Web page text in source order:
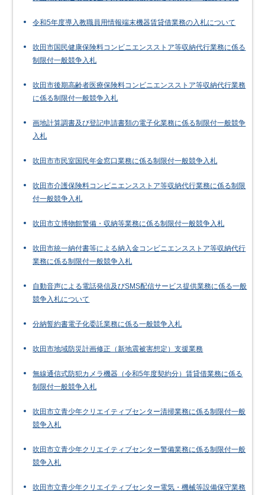
令和5年度導入教職員用情報端末機器賃貸借業務の入札について
吹田市国民健康保険料コンビニエンスストア等収納代行業務に係る
制限付一般競争入札
吹田市後期高齢者医療保険料コンビニエンスストア等収納代行業務
に係る制限付一般競争入札
画地計算調書及び登記申請書類の電子化業務に係る制限付一般競争
入札
吹田市市民室国民年金窓口業務に係る制限付一般競争入札
吹田市介護保険料コンビニエンスストア等収納代行業務に係る制限
付一般競争入札
吹田市立博物館警備・収納等業務に係る制限付一般競争入札
吹田市統一納付書等による納入金コンビニエンスストア等収納代行
業務に係る制限付一般競争入札
自動音声による電話発信及びSMS配信サービス提供業務に係る一般
競争入札について
分納誓約書電子化委託業務に係る一般競争入札
吹田市地域防災計画修正（新地震被害想定）支援業務
無線通信式防犯カメラ機器（令和5年度契約分）賃貸借業務に係る
制限付一般競争入札
吹田市立青少年クリエイティブセンター清掃業務に係る制限付一般
競争入札
吹田市立青少年クリエイティブセンター警備業務に係る制限付一般
競争入札
吹田市立青少年クリエイティブセンター電気・機械等設備保守業務